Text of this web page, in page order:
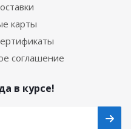
карты
соглашение
в курсе!